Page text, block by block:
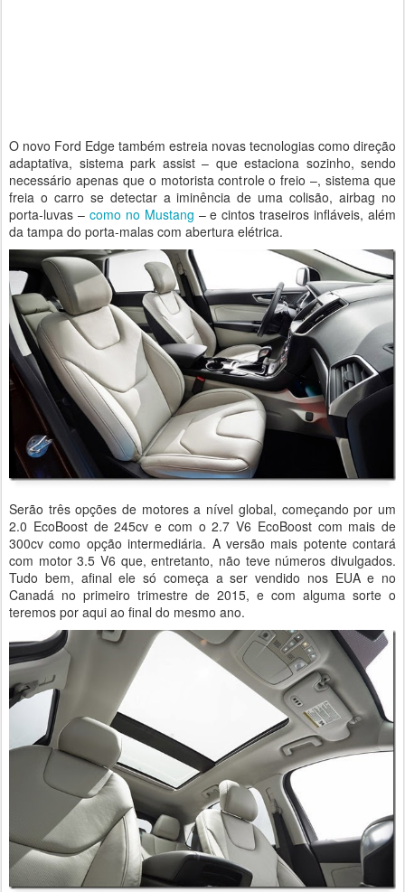
O novo Ford Edge também estreia novas tecnologias como direção
adaptativa, sistema park assist – que estaciona sozinho, sendo
necessário apenas que o motorista controle o freio –, sistema que
freia o carro se detectar a iminência de uma colisão, airbag no
porta-luvas – como no Mustang – e cintos traseiros infláveis, além
da tampa do porta-malas com abertura elétrica.
Serão três opções de motores a nível global, começando por um
2.0 EcoBoost de 245cv e com o 2.7 V6 EcoBoost com mais de
300cv como opção intermediária. A versão mais potente contará
com motor 3.5 V6 que, entretanto, não teve números divulgados.
Tudo bem, afinal ele só começa a ser vendido nos EUA e no
Canadá no primeiro trimestre de 2015, e com alguma sorte o
teremos por aqui ao final do mesmo ano.